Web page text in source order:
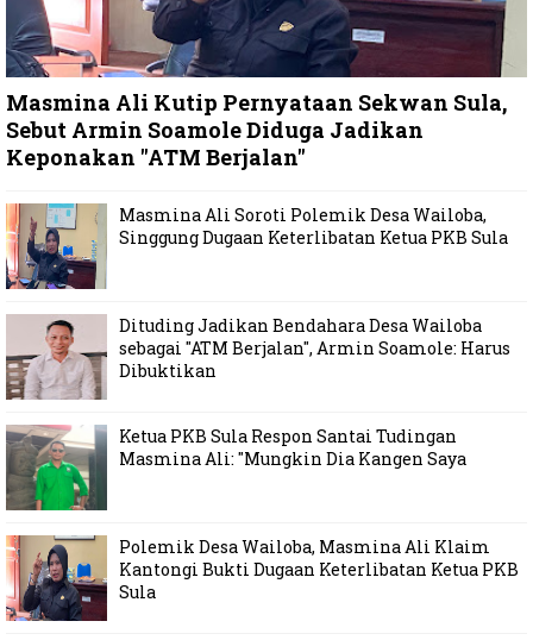
Masmina Ali Kutip Pernyataan Sekwan Sula,
Sebut Armin Soamole Diduga Jadikan
Keponakan "ATM Berjalan"
Masmina Ali Soroti Polemik Desa Wailoba,
Singgung Dugaan Keterlibatan Ketua PKB Sula
Dituding Jadikan Bendahara Desa Wailoba
sebagai "ATM Berjalan", Armin Soamole: Harus
Dibuktikan
Ketua PKB Sula Respon Santai Tudingan
Masmina Ali: "Mungkin Dia Kangen Saya
Polemik Desa Wailoba, Masmina Ali Klaim
Kantongi Bukti Dugaan Keterlibatan Ketua PKB
Sula